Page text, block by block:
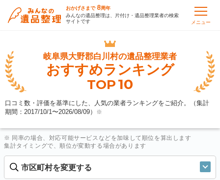
おかげさまで 8周年
みんなの遺品整理は、片付け・遺品整理業者の検索
サイトです
メニュー
岐阜県大野郡白川村の遺品整理業者
おすすめランキング
TOP10
口コミ数・評価を基準にした、人気の業者ランキングをご紹介。（集計
期間：2017/10/1〜2026/08/09） ※
※ 同率の場合、対応可能サービスなどを加味して順位を算出します
集計タイミングで、順位が変動する場合があります
市区町村を変更する